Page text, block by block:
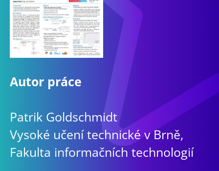
Autor práce
Patrik Goldschmidt
Vysoké učení technické v Brně,
Fakulta informačních technologií